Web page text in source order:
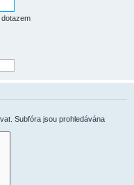
Subfóra jsou prohledávána